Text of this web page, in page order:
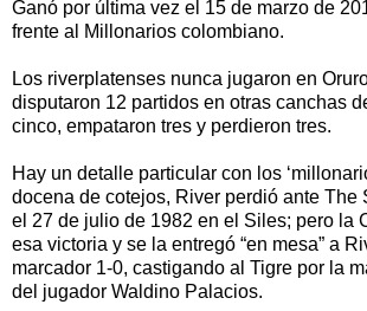
Ganó por última vez el 15 de marzo de
frente al Millonarios colombiano.
Los riverplatenses nunca jugaron en
disputaron 12 partidos en otras canchas
cinco, empataron tres y perdieron tres.
Hay un detalle particular con los
docena de cotejos, River perdió ante The
el 27 de julio de 1982 en el Siles; pero la
esa victoria y se la entregó “en mesa” a
marcador 1-0, castigando al Tigre por la
del jugador Waldino Palacios.